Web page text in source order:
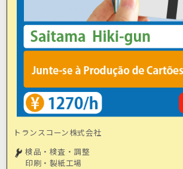
トランスコーン株式会社
検品・検査・調整
印刷・製紙工場